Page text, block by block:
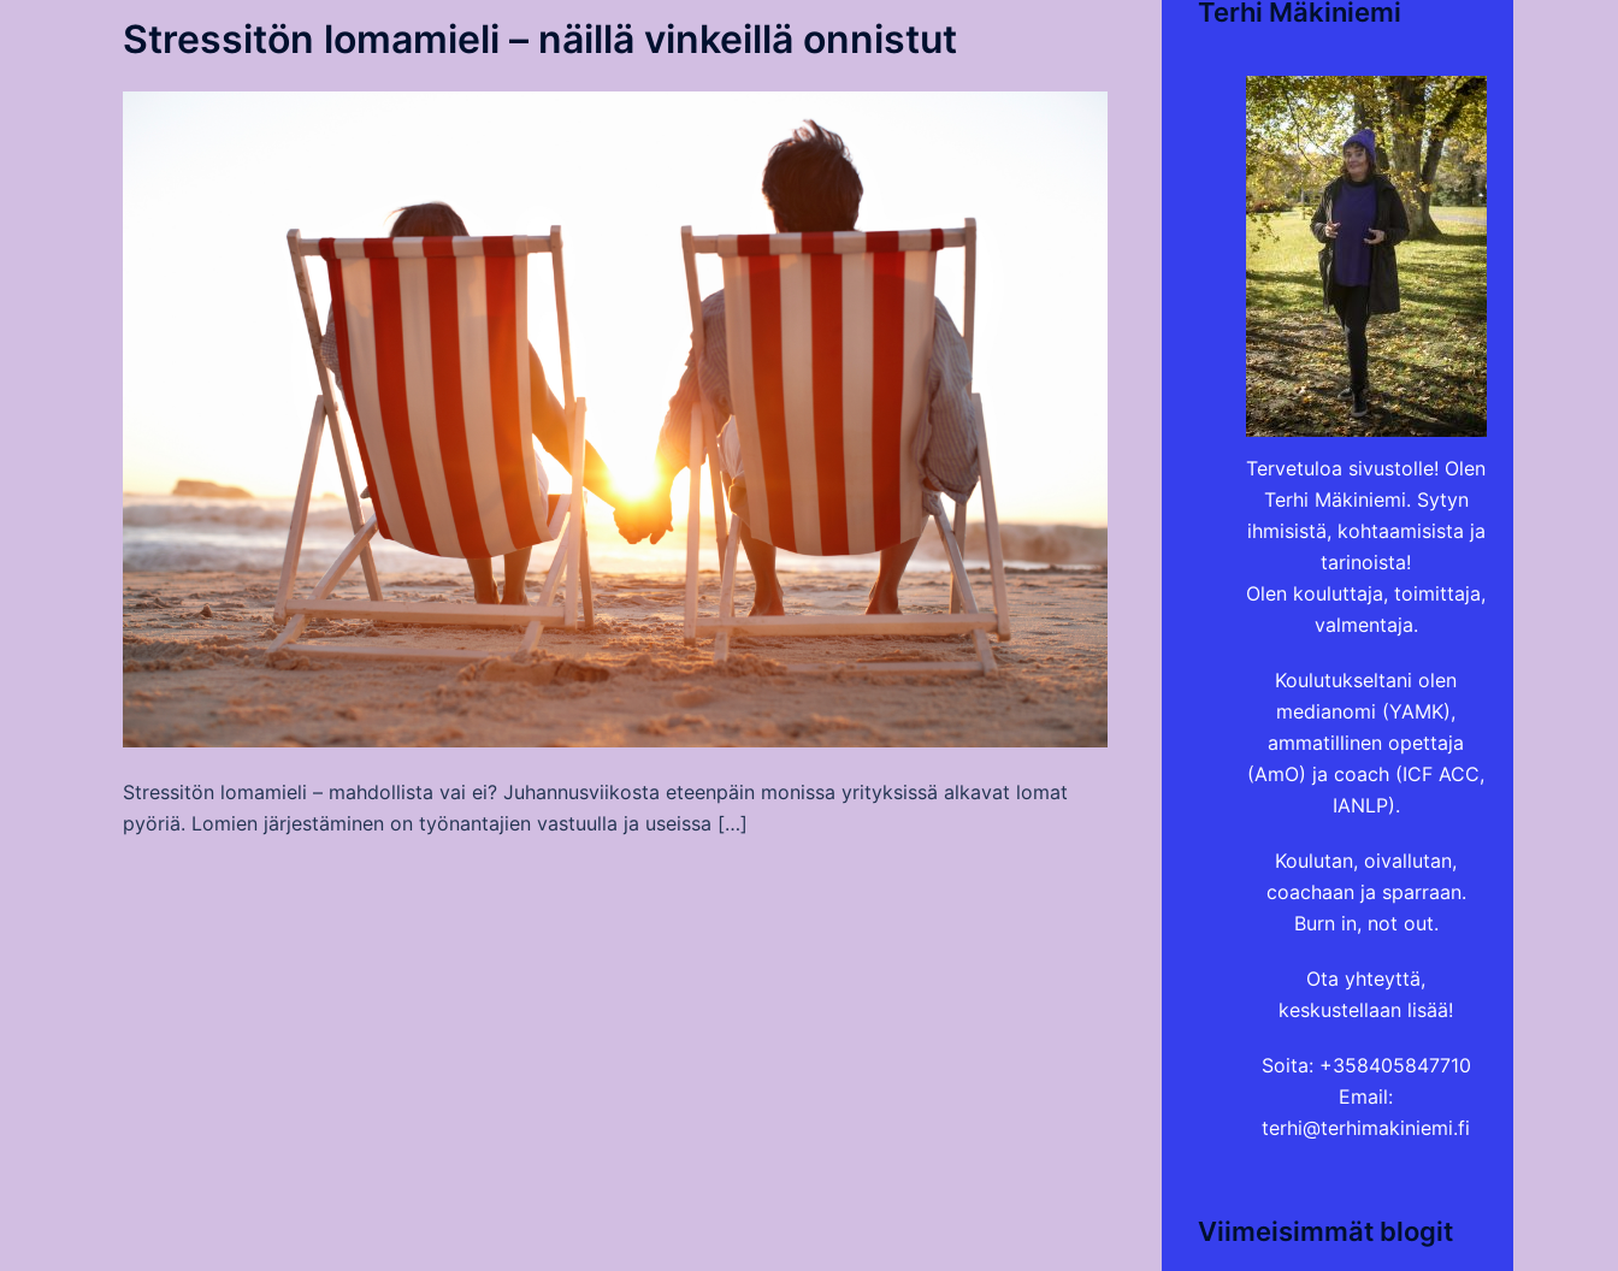
Stressitön lomamieli – näillä vinkeillä onnistut
Stressitön lomamieli – mahdollista vai ei? Juhannusviikosta eteenpäin monissa yrityksissä alkavat lomat
pyöriä. Lomien järjestäminen on työnantajien vastuulla ja useissa […]
Terhi Mäkiniemi
Tervetuloa sivustolle! Olen
Terhi Mäkiniemi. Sytyn
ihmisistä, kohtaamisista ja
tarinoista!
Olen kouluttaja, toimittaja,
valmentaja.
Koulutukseltani olen
medianomi (YAMK),
ammatillinen opettaja
(AmO) ja coach (ICF ACC,
IANLP).
Koulutan, oivallutan,
coachaan ja sparraan.
Burn in, not out.
Ota yhteyttä,
keskustellaan lisää!
Soita: +358405847710
Email:
terhi@terhimakiniemi.fi
Viimeisimmät blogit